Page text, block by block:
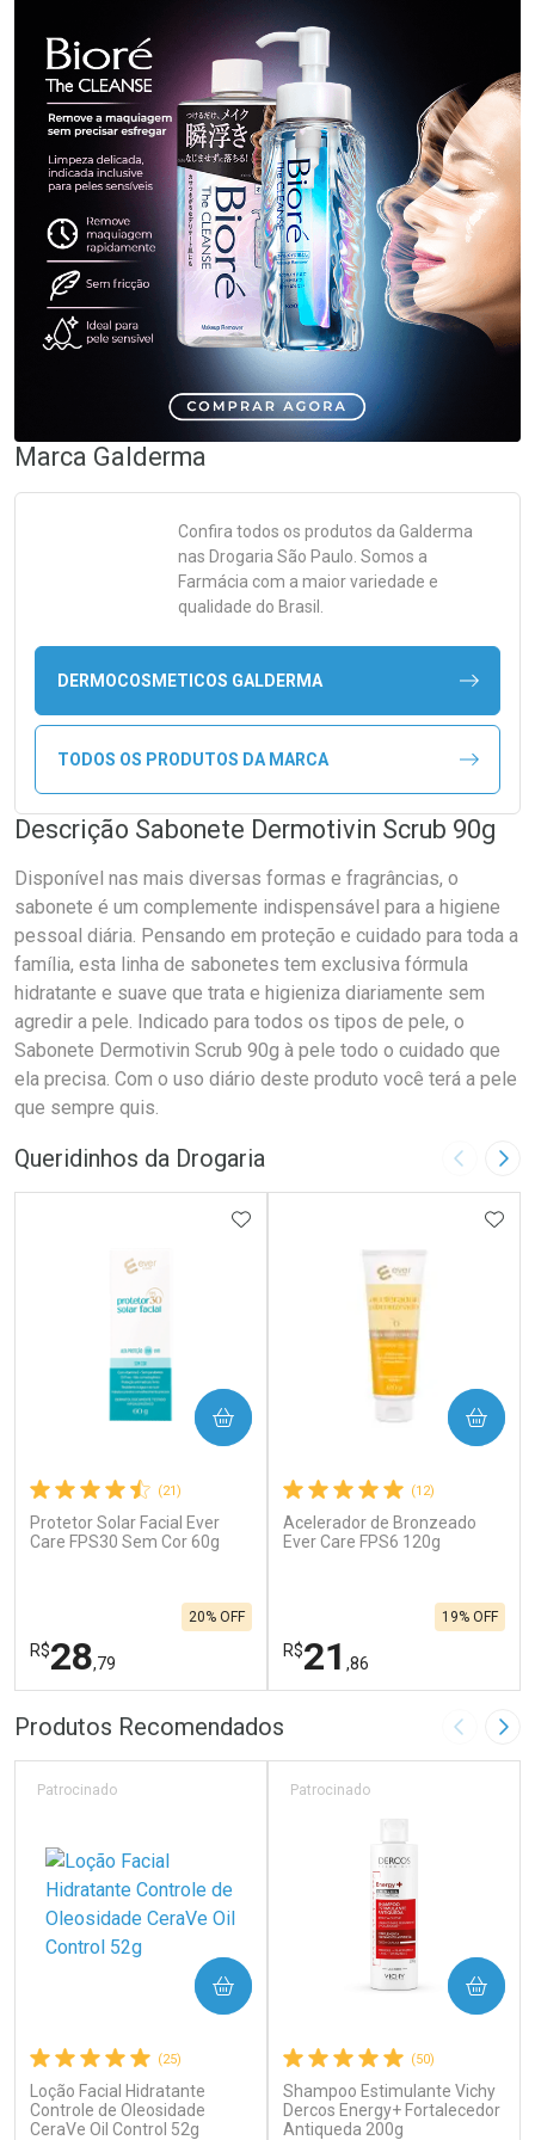
Marca Galderma
Confira todos os produtos da Galderma
nas Drogaria São Paulo. Somos a
Farmácia com a maior variedade e
qualidade do Brasil.
DERMOCOSMETICOS GALDERMA
TODOS OS PRODUTOS DA MARCA
Descrição Sabonete Dermotivin Scrub 90g
Disponível nas mais diversas formas e fragrâncias, o
sabonete é um complemente indispensável para a higiene
pessoal diária. Pensando em proteção e cuidado para toda a
família, esta linha de sabonetes tem exclusiva fórmula
hidratante e suave que trata e higieniza diariamente sem
agredir a pele. Indicado para todos os tipos de pele, o
Sabonete Dermotivin Scrub 90g à pele todo o cuidado que
ela precisa. Com o uso diário deste produto você terá a pele
que sempre quis.
Queridinhos da Drogaria Imagem
(21)
Protetor Solar Facial Ever
Care FPS30 Sem Cor 60g
R$28,79
20% OFF
ADICIONAR AOS FAVORITOS
COMPRAR
FECHAR
Laboratório
Ativar Desconto
FECHAR
Por Menos
Comprar sem Desconto
(12)
Acelerador de Bronzeado
Ever Care FPS6 120g
R$21 ,86
19% OFF
COMPRAR
Laboratório
Ativar Desconto
Por Menos
Comprar sem Desconto
Produtos Recomendados Imagem
(25)
Loção Facial Hidratante
Controle de Oleosidade
CeraVe Oil Control 52g
Patrocinado
COMPRAR
(50)
Shampoo Estimulante Vichy
Dercos Energy+ Fortalecedor
Antiqueda 200g
Patrocinado
COMPRAR